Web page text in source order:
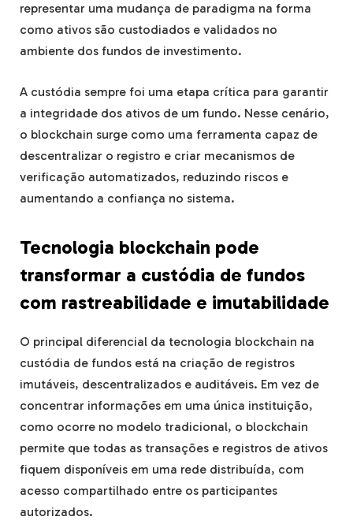
representar uma mudança de paradigma na forma
como ativos são custodiados e validados no
ambiente dos fundos de investimento.
A custódia sempre foi uma etapa crítica para garantir
a integridade dos ativos de um fundo. Nesse cenário,
o blockchain surge como uma ferramenta capaz de
descentralizar o registro e criar mecanismos de
verificação automatizados, reduzindo riscos e
aumentando a confiança no sistema.
Tecnologia blockchain pode
transformar a custódia de fundos
com rastreabilidade e imutabilidade
O principal diferencial da tecnologia blockchain na
custódia de fundos está na criação de registros
imutáveis, descentralizados e auditáveis. Em vez de
concentrar informações em uma única instituição,
como ocorre no modelo tradicional, o blockchain
permite que todas as transações e registros de ativos
fiquem disponíveis em uma rede distribuída, com
acesso compartilhado entre os participantes
autorizados.